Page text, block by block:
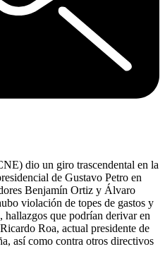
dio un giro trascendental en la
de Gustavo Petro en
Benjamín Ortiz y Álvaro
violación de topes de gastos y
hallazgos que podrían derivar en
Roa, actual presidente de
así como contra otros directivos